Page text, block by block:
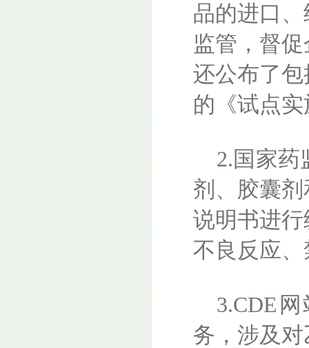
品的进口
监管，督
还公布了
的《试点
2.国家药
剂、胶囊
说明书进
不良反应
3.CDE
务，涉及